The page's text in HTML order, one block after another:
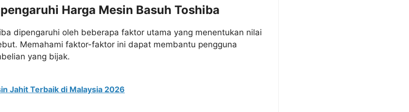
Harga Mesin Basuh Toshiba
dipengaruhi oleh beberapa faktor utama yang menentukan nilai
Memahami faktor-faktor ini dapat membantu pengguna
yang bijak.​
Jahit Terbaik di Malaysia 2026